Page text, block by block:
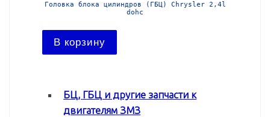
Головка блока цилиндров (ГБЦ) Chrysler 2,4l
dohc
В корзину
БЦ, ГБЦ и другие запчасти к
двигателям ЗМЗ